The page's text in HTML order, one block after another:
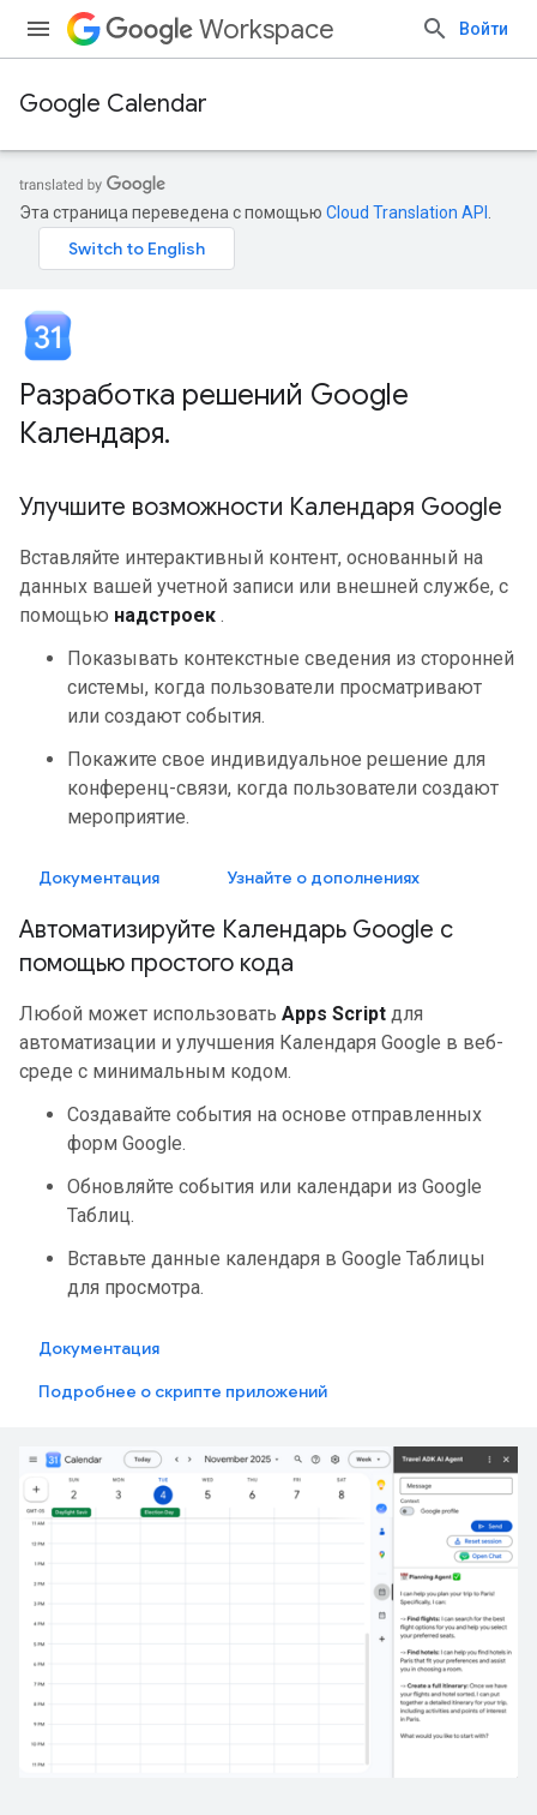
Workspace Войти
Google Calendar
Эта страница переведена с помощью Cloud Translation API
Разработка решений Google
Календаря.
Улучшите возможности Календаря Google
Вставляйте интерактивный контент, основанный на
данных вашей учетной записи или внешней службе, с
помощью надстроек .
Показывать контекстные сведения из сторонней
системы, когда пользователи просматривают
или создают события.
Покажите свое индивидуальное решение для
конференц-связи, когда пользователи создают
мероприятие.
Документация Узнайте о дополнениях
Автоматизируйте Календарь Google с
помощью простого кода
Любой может использовать Apps Script для
автоматизации и улучшения Календаря Google в веб-
среде с минимальным кодом.
Создавайте события на основе отправленных
форм Google.
Обновляйте события или календари из Google
Таблиц.
Вставьте данные календаря в Google Таблицы
для просмотра.
Документация
Подробнее о скрипте приложений